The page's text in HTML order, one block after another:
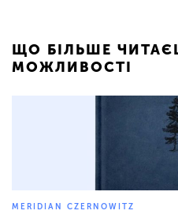
ЩО БІЛЬШЕ
МОЖЛИВОСТІ
MERIDIAN CZERNOWITZ